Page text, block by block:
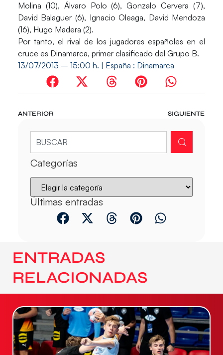
Molina (10), Álvaro Polo (6), Gonzalo Cervera (7),
David Balaguer (6), Ignacio Oleaga, David Mendoza
(16), Hugo Madera (2).
Por tanto, el rival de los jugadores españoles en el
cruce es Dinamarca, primer clasificado del Grupo B.
13/07/2013 – 15:00 h. | España : Dinamarca
ANTERIOR SIGUIENTE
Categorías
Últimas entradas
ENTRADAS
RELACIONADAS